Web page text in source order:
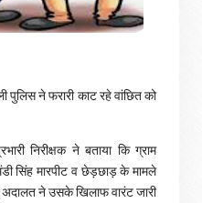
पुलिस ने फरारी काट रहे वांछित को
निरीक्षक ने बताया कि ग्राम
सिंह मारपीट व छेड़छाड़ के मामले
ने उसके खिलाफ वारंट जारी